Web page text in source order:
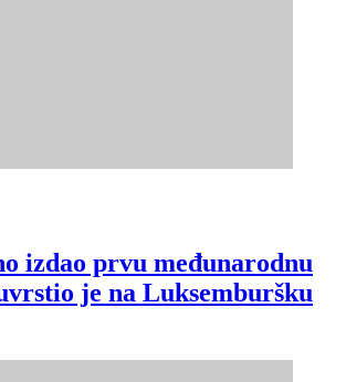
izdao prvu međunarodnu
je na Luksemburšku